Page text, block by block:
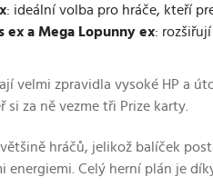
: ideální volba pro hráče, kteří
ex a Mega Lopunny ex:
velmi zpravidla vysoké HP a
za ně vezme tři Prize karty.
hráčů, jelikož balíček
energiemi. Celý herní plán je